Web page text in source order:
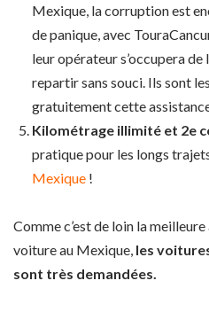
Mexique, la corruption est
de panique, avec
leur opérateur s’occupera
repartir sans souci. Ils sont
gratuitement cette
Kilométrage illimité et 2e
pratique pour les longs
Mexique !
Comme c’est de loin la
voiture au Mexique, les
sont très demandées.